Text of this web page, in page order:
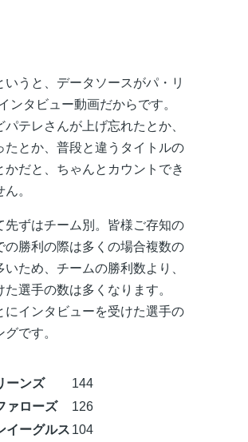
うと、データソースがパ・リ
ンタビュー動画だからです。
テレさんが上げ忘れたとか、
たとか、普段と違うタイトルの
だと、ちゃんとカウントでき
。
先ずはチーム別。皆様ご存知の
の勝利の際は多くの場合複数の
ため、チームの勝利数より、
選手の数は多くなります。
にインタビューを受けた選手の
です。
ーンズ
144
ァローズ
126
イーグルス 104